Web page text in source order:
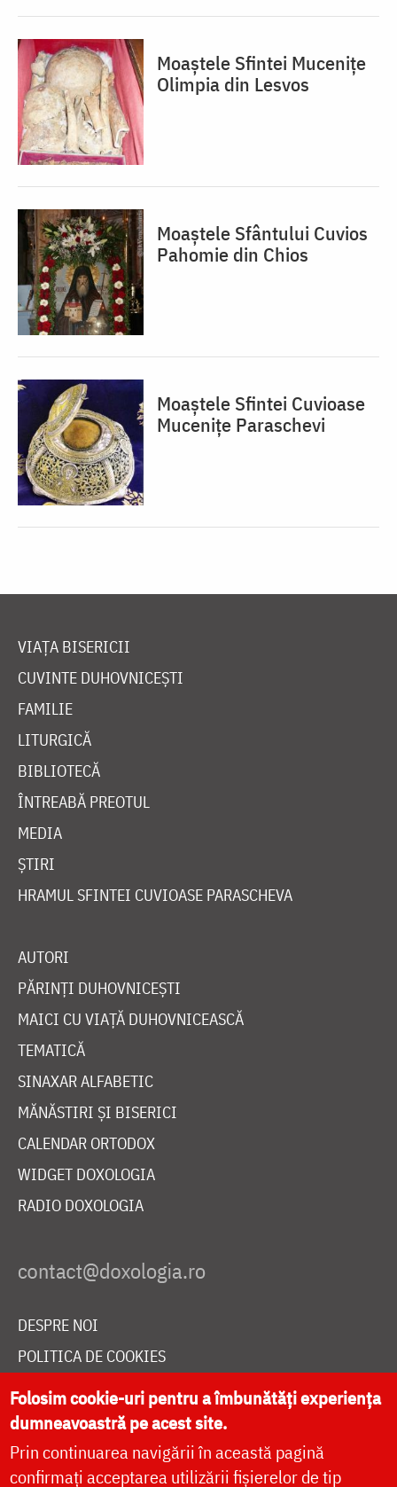
Moaștele Sfintei Mucenițe
Olimpia din Lesvos
Moaștele Sfântului Cuvios
Pahomie din Chios
Moaștele Sfintei Cuvioase
Mucenițe Paraschevi
VIAȚA BISERICII
CUVINTE DUHOVNICEȘTI
FAMILIE
LITURGICĂ
BIBLIOTECĂ
ÎNTREABĂ PREOTUL
MEDIA
ȘTIRI
HRAMUL SFINTEI CUVIOASE PARASCHEVA
AUTORI
PĂRINȚI DUHOVNICEȘTI
MAICI CU VIAȚĂ DUHOVNICEASCĂ
TEMATICĂ
SINAXAR ALFABETIC
MĂNĂSTIRI ȘI BISERICI
CALENDAR ORTODOX
WIDGET DOXOLOGIA
RADIO DOXOLOGIA
DESPRE NOI
POLITICA DE COOKIES
DONEAZĂ ONLINE PENTRU CATEDRALA NAȚIONALĂ
LIVE
Folosim cookie-uri pentru a îmbunătăți experiența
dumneavoastră pe acest site.
Prin continuarea navigării în această pagină
confirmați acceptarea utilizării fișierelor de tip